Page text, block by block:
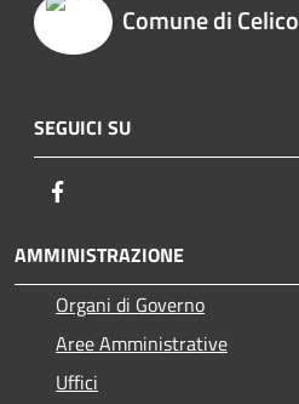
Comune di Celico
SEGUICI SU
AMMINISTRAZIONE
Organi di Governo
Aree Amministrative
Uffici